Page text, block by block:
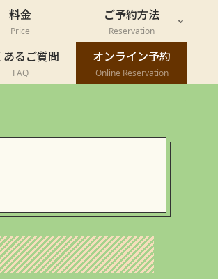
料金
Price
ご予約方法
Reservation
あるご質問
FAQ
オンライン予約
Online Reservation